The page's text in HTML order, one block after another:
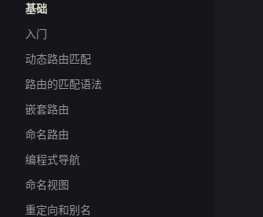
基础
入门
动态路由匹配
路由的匹配语法
嵌套路由
命名路由
编程式导航
命名视图
重定向和别名